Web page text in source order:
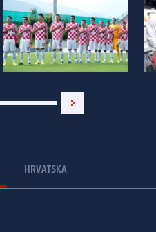
HRVATSKA